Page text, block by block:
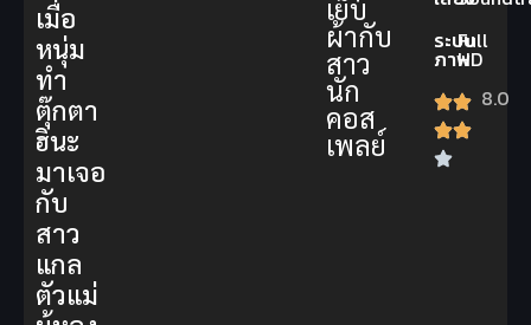
เย็บ
ผ้ากับ
สาว
นัก
คอส
เพลย์
ระบบ
ภาพ
Full
HD
8.0
เมื่อ
หนุ่ม
ทำ
ตุ๊กตา
ฮินะ
มาเจอ
กับ
สาว
แกล
ตัวแม่